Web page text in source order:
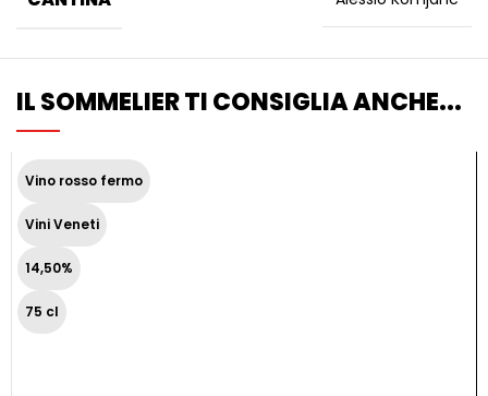
IL SOMMELIER TI CONSIGLIA ANCHE...
Vino rosso fermo
Vini Veneti
14,50%
75 cl